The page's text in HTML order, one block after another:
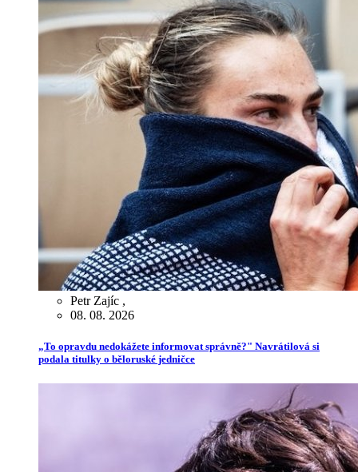
Petr Zajíc ,
08. 08. 2026
„To opravdu nedokážete informovat správně?" Navrátilová si
podala titulky o běloruské jedničce